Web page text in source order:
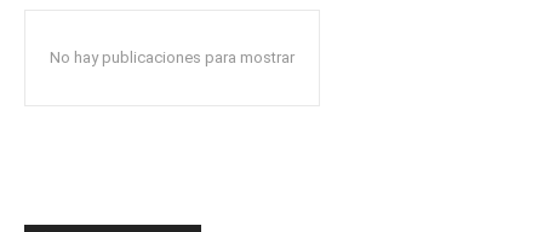
No hay publicaciones para mostrar